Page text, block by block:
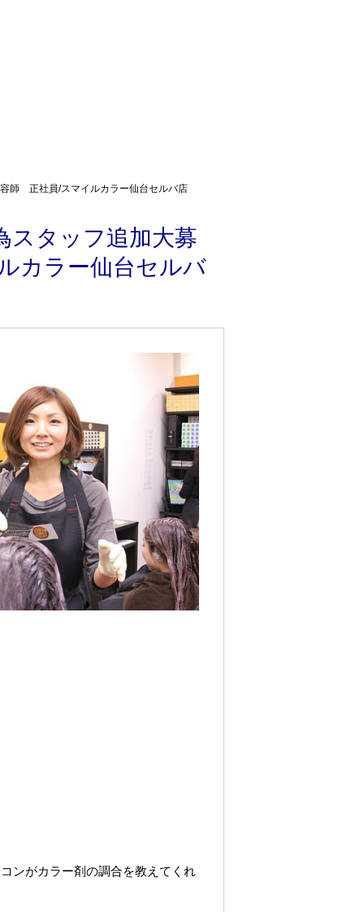
師 正社員/スマイルカラー仙台セルバ店
スタッフ追加大募
カラー仙台セルバ
ンがカラー剤の調合を教えてくれ